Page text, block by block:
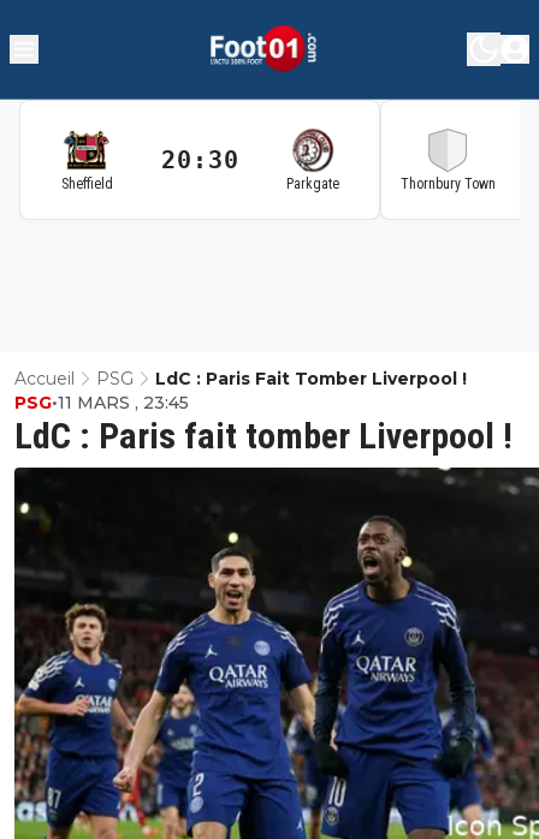
Sheffield
20:30
Parkgate Thornbury Town
Accueil PSG LdC : Paris Fait Tomber Liverpool !
LdC : Paris fait tomber Liverpool !
PSG•11 MARS , 23:45